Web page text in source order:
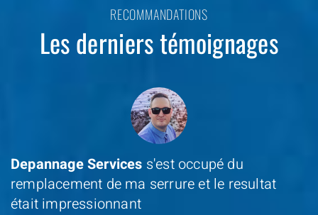
RECOMMANDATIONS
Les derniers témoignages
Depannage Services s'est occupé du
remplacement de ma serrure et le resultat
était impressionnant